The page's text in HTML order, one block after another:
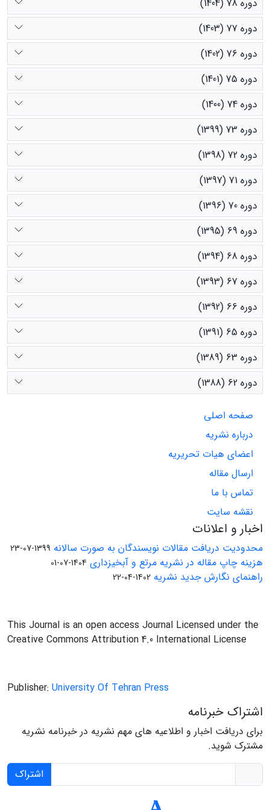
دوره 78 (1404)
دوره 77 (1403)
دوره 76 (1402)
دوره 75 (1401)
دوره 74 (1400)
دوره 73 (1399)
دوره 72 (1398)
دوره 71 (1397)
دوره 70 (1396)
دوره 69 (1395)
دوره 68 (1394)
دوره 67 (1393)
دوره 66 (1392)
دوره 65 (1391)
دوره 63 (1389)
دوره 62 (1388)
صفحه اصلی
درباره نشریه
اعضای هیات تحریریه
ارسال مقاله
تماس با ما
نقشه سایت
اخبار و اعلانات
محدودیت دریافت مقالات نویسندگان به صورت سالانه 1399-07-23
هزینه چاپ مقاله در نشریه مرتع و آبخیزداری 1404-07-01
راهنمای نگارش جدید نشریه 1402-04-22
This Journal is an open access Journal Licensed under the
Creative Commons Attribution 4.0 International License
Publisher: University Of Tehran Press
اشتراک خبرنامه
برای دریافت اخبار و اطلاعیه های مهم نشریه در خبرنامه نشریه
مشترک شوید.
اشتراک